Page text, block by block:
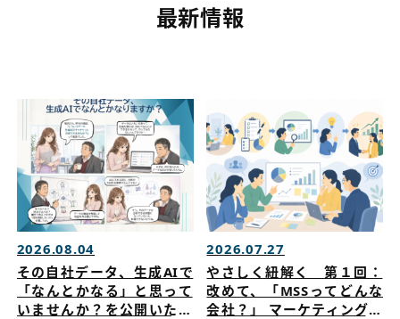
公開しました
最新情報
2026.08.04
その自社データ、生成AIで
「なんとかなる」と思って
いませんか？を公開いたし
2026.07.27
やさしく紐解く 第１回：
改めて、「MSSってどんな
会社？」 マーケティングリ